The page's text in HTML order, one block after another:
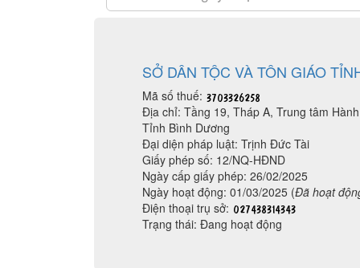
SỞ DÂN TỘC VÀ TÔN GIÁO
Mã số thuế:
Địa chỉ: Tầng 19, Tháp A, Trung tâm
Tỉnh Bình Dương
Đại diện pháp luật: Trịnh Đức Tài
Giấy phép số: 12/NQ-HĐND
Ngày cấp giấy phép: 26/02/2025
Ngày hoạt động: 01/03/2025 (Đã hoạt
Điện thoại trụ sở:
Trạng thái: Đang hoạt động